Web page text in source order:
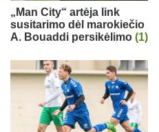
„Man City“ artėja link
susitarimo dėl marokiečio
A. Bouaddi persikėlimo (1)